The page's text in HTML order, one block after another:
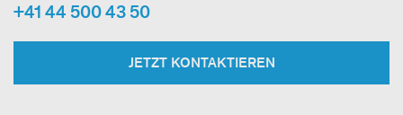
+41 44 500 43 50
JETZT KONTAKTIEREN